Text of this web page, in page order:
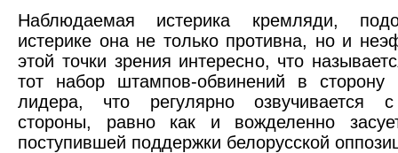
Наблюдаемая истерика кремляди,
истерике она не только противна, но и
этой точки зрения интересно, что
тот набор штампов-обвинений в сторону
лидера, что регулярно озвучивается с
стороны, равно как и вожделенно
поступившей поддержки белорусской